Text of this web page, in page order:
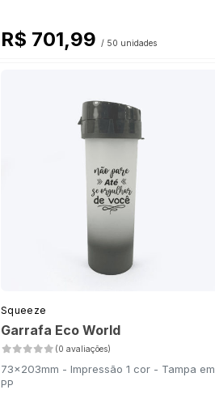
R$ 701,99 / 50 unidades
Squeeze
Garrafa Eco World
(0 avaliações)
73x203mm - Impressão 1 cor - Tampa em
PP